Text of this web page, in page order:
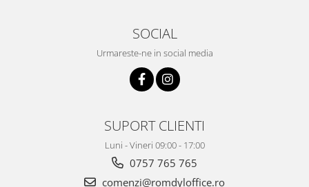
SOCIAL
Urmareste-ne in social media
SUPORT CLIENTI
Luni - Vineri 09:00 - 17:00
0757 765 765
comenzi@romdyloffice.ro